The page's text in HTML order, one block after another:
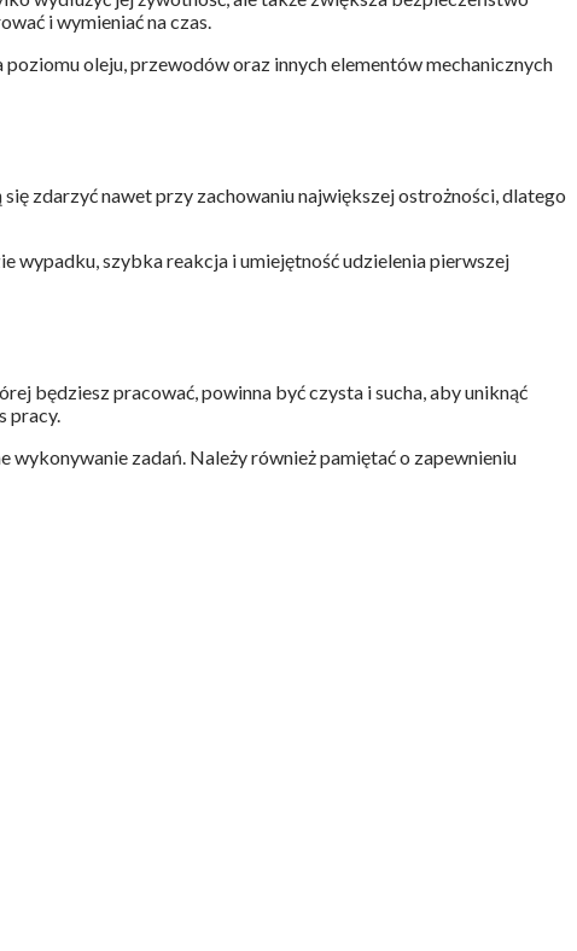
i wymieniać na czas.
oleju, przewodów oraz innych elementów mechanicznych
zdarzyć nawet przy zachowaniu największej ostrożności, dlatego
wypadku, szybka reakcja i umiejętność udzielenia pierwszej
będziesz pracować, powinna być czysta i sucha, aby uniknąć
pracy.
wykonywanie zadań. Należy również pamiętać o zapewnieniu